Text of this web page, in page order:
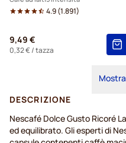
4.9(1.891)
9,49 €
0,32 €/ tazza
DESCRIZIONE
Nescafé Dolce Gusto Ricoré
ed equilibrato. Gli esperti di